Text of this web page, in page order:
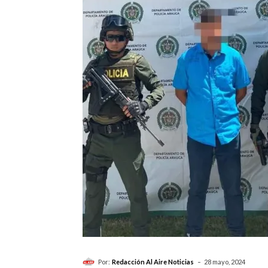
Por: Redacción Al Aire Noticias - 28 mayo, 2024